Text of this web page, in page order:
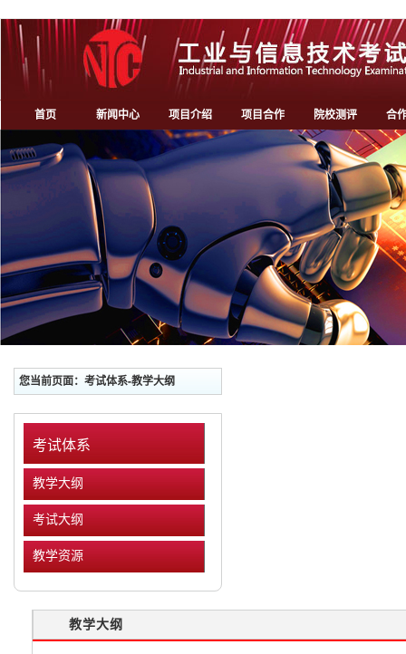
首页 新闻中心 项目介绍 项目合作 院校测评 合
您当前页面：考试体系-教学大纲
考试体系
教学大纲
考试大纲
教学资源
教学大纲